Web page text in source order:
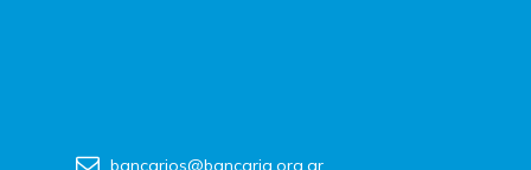
bancarios@bancaria.org.ar